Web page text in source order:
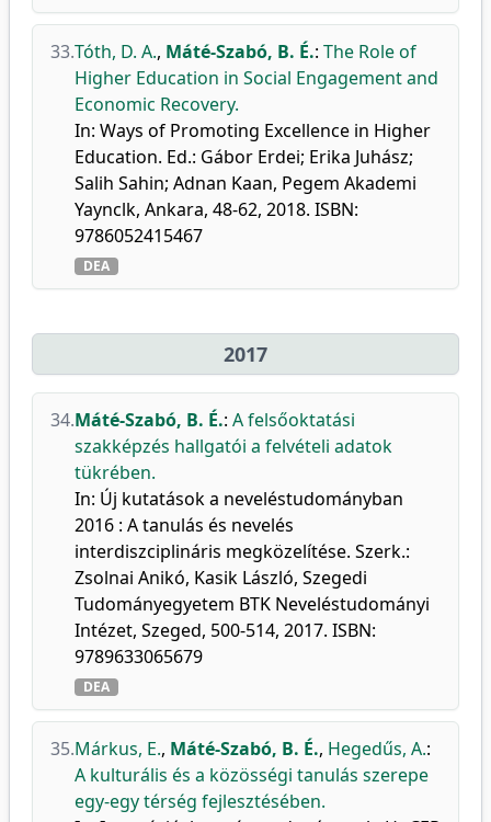
33.Tóth, D. A., Máté-Szabó, B. É.: The Role of
Higher Education in Social Engagement and
Economic Recovery.
In: Ways of Promoting Excellence in Higher
Education. Ed.: Gábor Erdei; Erika Juhász;
Salih Sahin; Adnan Kaan, Pegem Akademi
Yaynclk, Ankara, 48-62, 2018. ISBN:
9786052415467
DEA
2017
34.Máté-Szabó, B. É.: A felsőoktatási
szakképzés hallgatói a felvételi adatok
tükrében.
In: Új kutatások a neveléstudományban
2016 : A tanulás és nevelés
interdiszciplináris megközelítése. Szerk.:
Zsolnai Anikó, Kasik László, Szegedi
Tudományegyetem BTK Neveléstudományi
Intézet, Szeged, 500-514, 2017. ISBN:
9789633065679
DEA
35.Márkus, E., Máté-Szabó, B. É., Hegedűs, A.:
A kulturális és a közösségi tanulás szerepe
egy-egy térség fejlesztésében.